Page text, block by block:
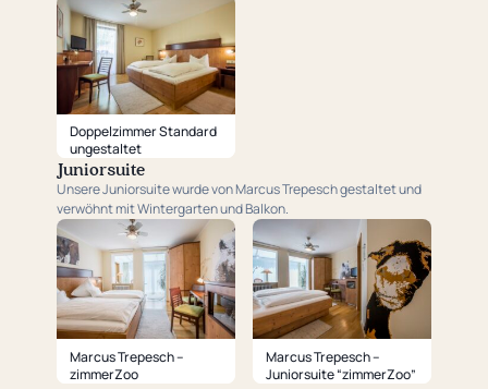
Doppelzimmer Standard
ungestaltet
Juniorsuite
Unsere Juniorsuite wurde von Marcus Trepesch gestaltet und
verwöhnt mit Wintergarten und Balkon.
Marcus Trepesch –
zimmerZoo
Marcus Trepesch –
Juniorsuite “zimmerZoo”